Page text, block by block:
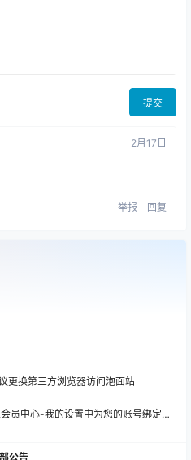
提交
2月17日
举报 回复
更换第三方浏览器访问泡面站
中心-我的设置中为您的账号绑定邮箱!
公告